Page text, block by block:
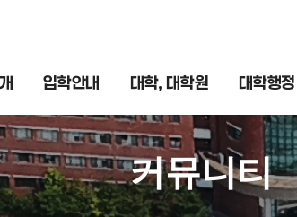
입학안내 대학, 대학원 대학행정
커뮤니티